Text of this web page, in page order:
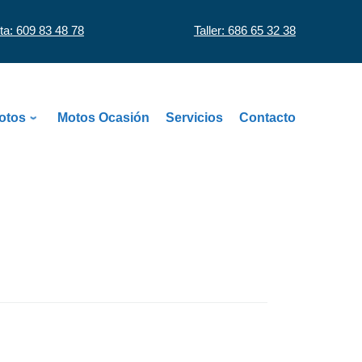
609 83 48 78 Taller: 686 65 32 38
Motos Ocasión Servicios Contacto